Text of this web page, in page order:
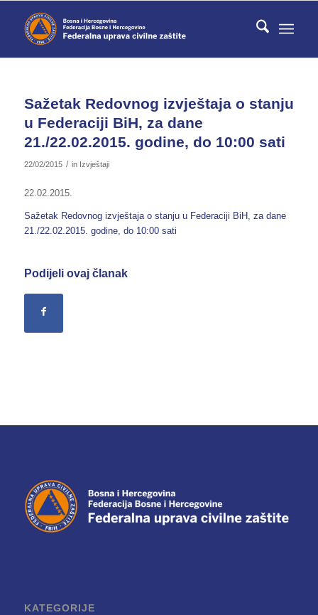
Sažetak Redovnog izvještaja o stanju
u Federaciji BiH, za dane
21./22.02.2015. godine, do 10:00 sati
22/02/2015 / in Izvještaji
22.02.2015.
Sažetak Redovnog izvještaja o stanju u Federaciji BiH, za dane
21./22.02.2015. godine, do 10:00 sati
Podijeli ovaj članak
KATEGORIJE